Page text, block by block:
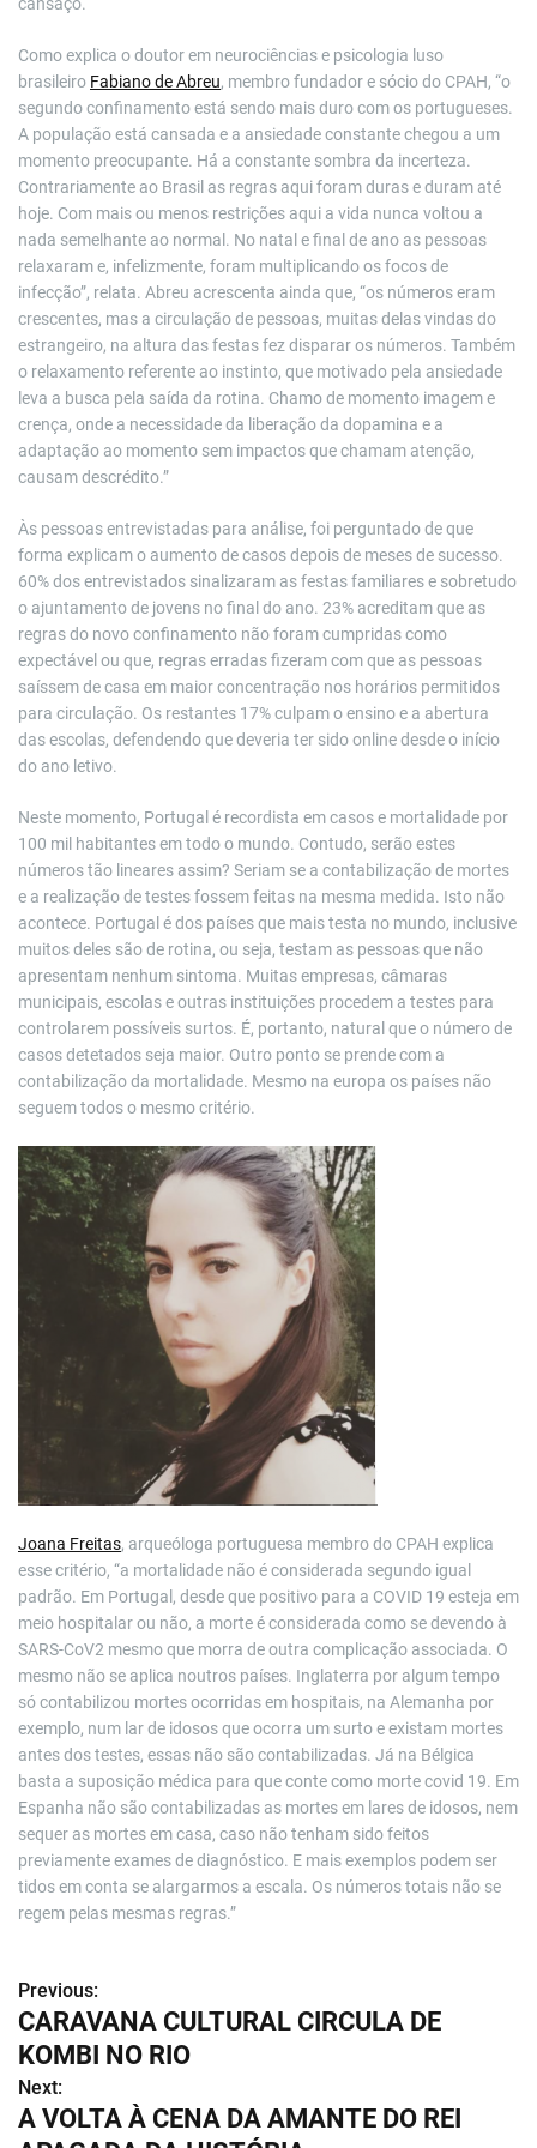
Como explica o doutor em neurociências e psicologia luso
brasileiro Fabiano de Abreu, membro fundador e sócio do CPAH, “o
segundo confinamento está sendo mais duro com os portugueses.
A população está cansada e a ansiedade constante chegou a um
momento preocupante. Há a constante sombra da incerteza.
Contrariamente ao Brasil as regras aqui foram duras e duram até
hoje. Com mais ou menos restrições aqui a vida nunca voltou a
nada semelhante ao normal. No natal e final de ano as pessoas
relaxaram e, infelizmente, foram multiplicando os focos de
infecção”, relata. Abreu acrescenta ainda que, “os números eram
crescentes, mas a circulação de pessoas, muitas delas vindas do
estrangeiro, na altura das festas fez disparar os números. Também
o relaxamento referente ao instinto, que motivado pela ansiedade
leva a busca pela saída da rotina. Chamo de momento imagem e
crença, onde a necessidade da liberação da dopamina e a
adaptação ao momento sem impactos que chamam atenção,
causam descrédito.”
Às pessoas entrevistadas para análise, foi perguntado de que
forma explicam o aumento de casos depois de meses de sucesso.
60% dos entrevistados sinalizaram as festas familiares e sobretudo
o ajuntamento de jovens no final do ano. 23% acreditam que as
regras do novo confinamento não foram cumpridas como
expectável ou que, regras erradas fizeram com que as pessoas
saíssem de casa em maior concentração nos horários permitidos
para circulação. Os restantes 17% culpam o ensino e a abertura
das escolas, defendendo que deveria ter sido online desde o início
do ano letivo.
Neste momento, Portugal é recordista em casos e mortalidade por
100 mil habitantes em todo o mundo. Contudo, serão estes
números tão lineares assim? Seriam se a contabilização de mortes
e a realização de testes fossem feitas na mesma medida. Isto não
acontece. Portugal é dos países que mais testa no mundo, inclusive
muitos deles são de rotina, ou seja, testam as pessoas que não
apresentam nenhum sintoma. Muitas empresas, câmaras
municipais, escolas e outras instituições procedem a testes para
controlarem possíveis surtos. É, portanto, natural que o número de
casos detetados seja maior. Outro ponto se prende com a
contabilização da mortalidade. Mesmo na europa os países não
seguem todos o mesmo critério.
Joana Freitas, arqueóloga portuguesa membro do CPAH explica
esse critério, “a mortalidade não é considerada segundo igual
padrão. Em Portugal, desde que positivo para a COVID 19 esteja em
meio hospitalar ou não, a morte é considerada como se devendo à
SARS-CoV2 mesmo que morra de outra complicação associada. O
mesmo não se aplica noutros países. Inglaterra por algum tempo
só contabilizou mortes ocorridas em hospitais, na Alemanha por
exemplo, num lar de idosos que ocorra um surto e existam mortes
antes dos testes, essas não são contabilizadas. Já na Bélgica
basta a suposição médica para que conte como morte covid 19. Em
Espanha não são contabilizadas as mortes em lares de idosos, nem
sequer as mortes em casa, caso não tenham sido feitos
previamente exames de diagnóstico. E mais exemplos podem ser
tidos em conta se alargarmos a escala. Os números totais não se
regem pelas mesmas regras.”
N
a
v
e
Previous:
CARAVANA CULTURAL CIRCULA DE
KOMBI NO RIO
Next:
A VOLTA À CENA DA AMANTE DO REI